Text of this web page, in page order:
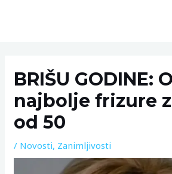
BRIŠU GODINE:
najbolje frizure
od 50
/ Novosti, Zanimljivosti